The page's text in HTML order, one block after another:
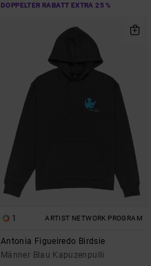
DOPPELTER RABATT EXTRA 25 %
1 ARTIST NETWORK PROGRAM
Antonia Figueiredo Birdsie
Männer Blau Kapuzenpulli